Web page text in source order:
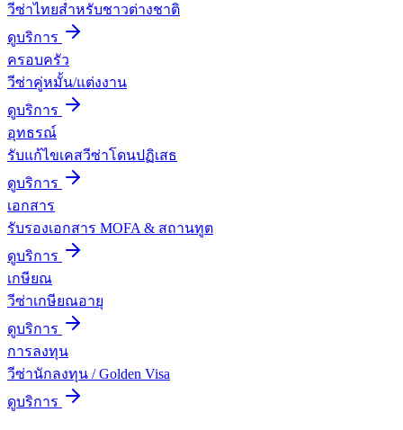
วีซ่าไทยสำหรับชาวต่างชาติ
ดูบริการ
ครอบครัว
วีซ่าคู่หมั้น/แต่งงาน
ดูบริการ
อุทธรณ์
รับแก้ไขเคสวีซ่าโดนปฏิเสธ
ดูบริการ
เอกสาร
รับรองเอกสาร MOFA & สถานทูต
ดูบริการ
เกษียณ
วีซ่าเกษียณอายุ
ดูบริการ
การลงทุน
วีซ่านักลงทุน / Golden Visa
ดูบริการ